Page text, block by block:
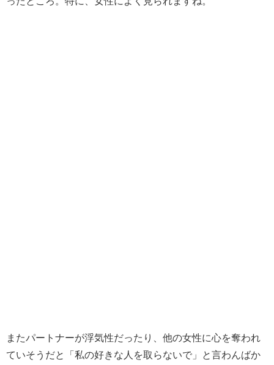
またパートナーが浮気性だったり、他の女性に心を奪われ
ていそうだと「私の好きな人を取らないで」と言わんばか